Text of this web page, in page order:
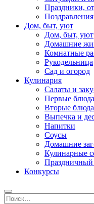
Праздники,
Поздравления
Дом, быт, уют
Дом, быт, уют
Домашние
Комнатные
Рукодельница
Сад и огород
Кулинария
Салаты и
Первые блюда
Вторые блюда
Выпечка и
Напитки
Соусы
Домашние
Кулинарные
Праздничный
Конкурсы
Найти: